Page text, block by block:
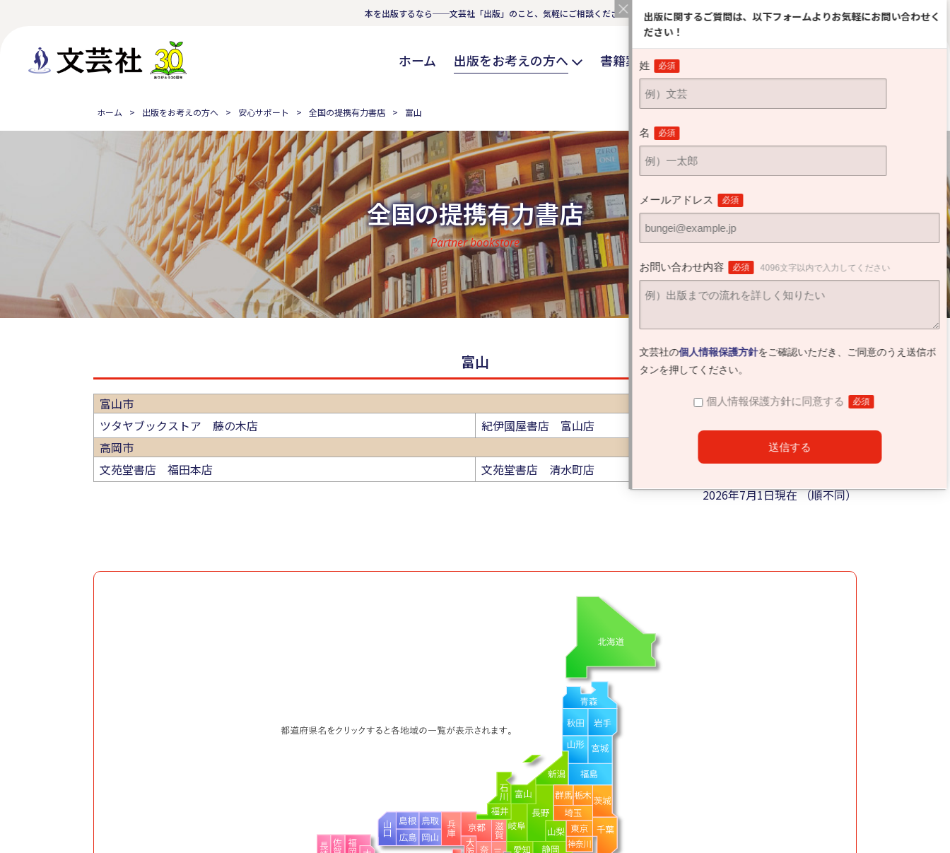
本を出版するなら──文芸社「出版」のこと、気軽にご相談ください。 0120-03-1148 通話無料 （受付時間：平日 9:30～18:30）
ホーム 出版をお考えの方へ 書籍案内 お問い合わせ
ホーム 出版をお考えの方へ 安心サポート 全国の提携有力書店 富山
全国の提携有力書店
Partner bookstore
富山
富山市
ツタヤブックストア 藤の木店
紀伊國屋書店 富山店
高岡市
文苑堂書店 福田本店
文苑堂書店 清水町店
2026年7月1日現在 （順不同）
出版に関するご質問は、以下フォームよりお気軽にお問い合わせく
ださい！
姓 必須
名 必須
メールアドレス 必須
お問い合わせ内容 必須 4096文字以内で入力してください
文芸社の個人情報保護方針をご確認いただき、ご同意のうえ送信ボ
タンを押してください。
個人情報保護方針に同意する 必須